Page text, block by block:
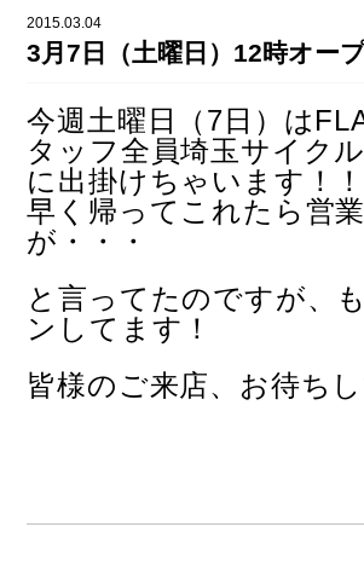
DAHON（ダホーン）
FUJI（フジ）
GIOS（ジオス）
KUWAHARA（クワハラ）
MASI（マージ）
PASHLEY（パシュレー）
RITEWAY（ライトウェイ）
tern（ターン）
tern SURGE PRO
knog（ノグ）
カスタム ペイント
マルイのかわいいキャップ
2015.03.04
3月7日（土曜日）12時オー
今週土曜日（7日）は
タッフ全員埼玉サイク
に出掛けちゃいます！！
早く帰ってこれたら営
が・・・
と言ってたのですが、
ンしてます！
皆様のご来店、お待ちし